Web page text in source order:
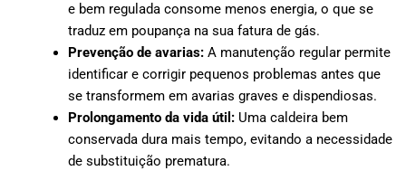
e bem regulada consome menos energia, o que se
traduz em poupança na sua fatura de gás.
Prevenção de avarias: A manutenção regular permite
identificar e corrigir pequenos problemas antes que
se transformem em avarias graves e dispendiosas.
Prolongamento da vida útil: Uma caldeira bem
conservada dura mais tempo, evitando a necessidade
de substituição prematura.